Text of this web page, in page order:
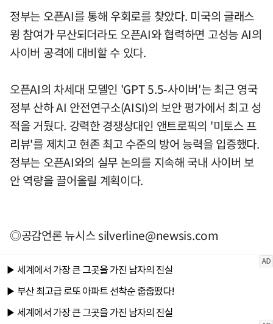
정부는 오픈AI를 통해 우회로를 찾았다. 미국의 글래스
윙 참여가 무산되더라도 오픈AI와 협력하면 고성능 AI의
사이버 공격에 대비할 수 있다.
오픈AI의 차세대 모델인 'GPT 5.5-사이버'는 최근 영국
정부 산하 AI 안전연구소(AISI)의 보안 평가에서 최고 성
적을 거뒀다. 강력한 경쟁상대인 앤트로픽의 '미토스 프
리뷰'를 제치고 현존 최고 수준의 방어 능력을 입증했다.
정부는 오픈AI와의 실무 논의를 지속해 국내 사이버 보
안 역량을 끌어올릴 계획이다.
◎공감언론 뉴시스silverline@newsis.com